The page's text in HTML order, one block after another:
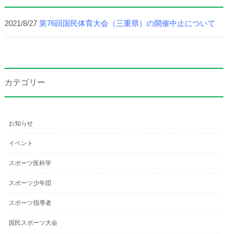
2021/8/27 第76回国民体育大会（三重県）の開催中止について
カテゴリー
お知らせ
イベント
スポーツ医科学
スポーツ少年団
スポーツ指導者
国民スポーツ大会